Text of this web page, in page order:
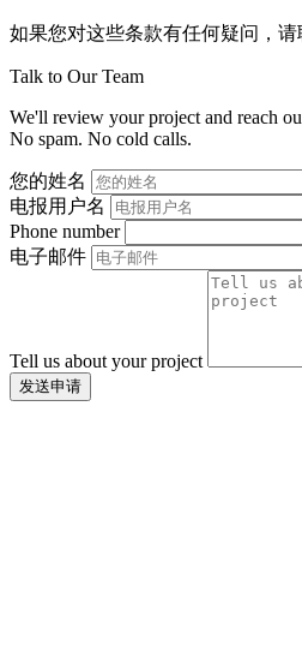
如果您对这些条款有任何疑问，请
Talk to Our Team
We'll review your project and reach
No spam. No cold calls.
您的姓名
电报用户名
Phone number
电子邮件
Tell us about your project
发送申请